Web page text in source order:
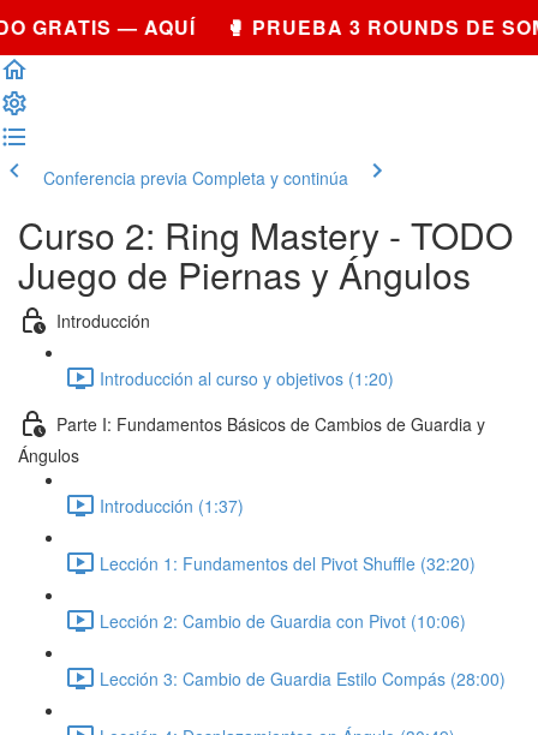
GRATIS — AQUÍ 🥊 PRUEBA 3 ROUNDS DE
Conferencia previa Completa y continúa
Curso 2: Ring Mastery - TODO
Juego de Piernas y Ángulos
Introducción
Introducción al curso y objetivos (1:20)
Parte I: Fundamentos Básicos de Cambios de Guardia y
Ángulos
Introducción (1:37)
Lección 1: Fundamentos del Pivot Shuffle (32:20)
Lección 2: Cambio de Guardia con Pivot (10:06)
Lección 3: Cambio de Guardia Estilo Compás (28:00)